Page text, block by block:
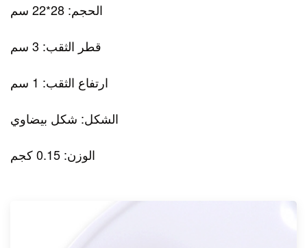
الحجم: 28*22 سم
قطر الثقب: 3 سم
ارتفاع الثقب: 1 سم
الشكل: شكل بيضاوي
الوزن: 0.15 كجم